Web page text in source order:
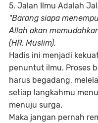
5. Jalan Ilmu Adalah
"Barang siapa
Allah akan
(HR. Muslim).
Hadis ini menjadi
penuntut ilmu. Proses
harus begadang,
setiap langkahmu
menuju surga.
Maka jangan pernah